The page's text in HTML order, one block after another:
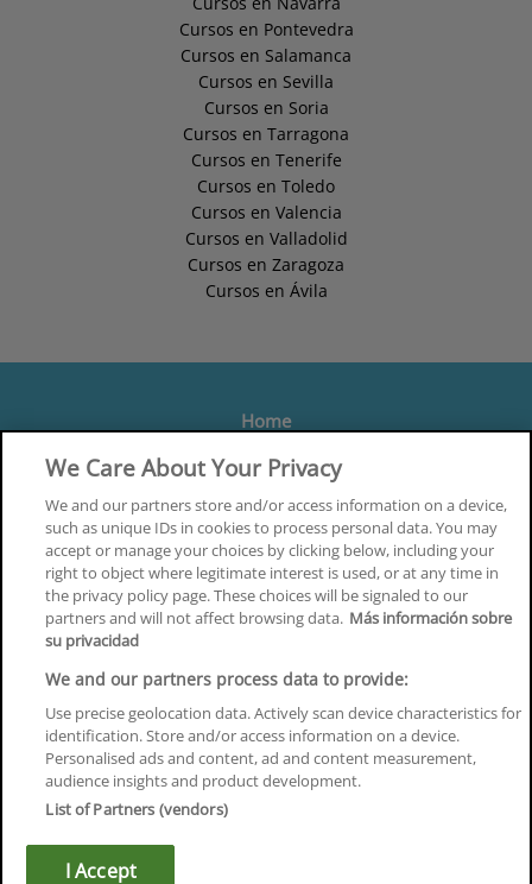
Cursos en Pontevedra
Cursos en Salamanca
Cursos en Sevilla
Cursos en Soria
Cursos en Tarragona
Cursos en Tenerife
Cursos en Toledo
Cursos en Valencia
Cursos en Valladolid
Cursos en Zaragoza
Cursos en Ávila
Home
Formación
Centros
Orientación
Quiénes somos
Contacta
Política de Privacidad
Política de Cookies
Canal Ético
¡Síguenos!
We Care About Your Privacy
We and our partners store and/or access information on a device,
such as unique IDs in cookies to process personal data. You may
accept or manage your choices by clicking below, including your
right to object where legitimate interest is used, or at any time in
the privacy policy page. These choices will be signaled to our
partners and will not affect browsing data. Más información sobre
su privacidad
We and our partners process data to provide:
Use precise geolocation data. Actively scan device characteristics for
identification. Store and/or access information on a device.
Personalised ads and content, ad and content measurement,
audience insights and product development.
List of Partners (vendors)
I Accept